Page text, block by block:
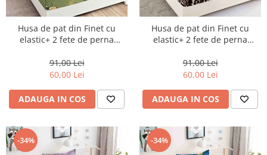
Husa de pat din Finet cu
elastic+ 2 fete de perna
91,00 Lei
60,00 Lei
ADAUGA IN COS
Husa de pat din Finet cu
elastic+ 2 fete de perna
91,00 Lei
60,00 Lei
ADAUGA IN COS
-34% -34%